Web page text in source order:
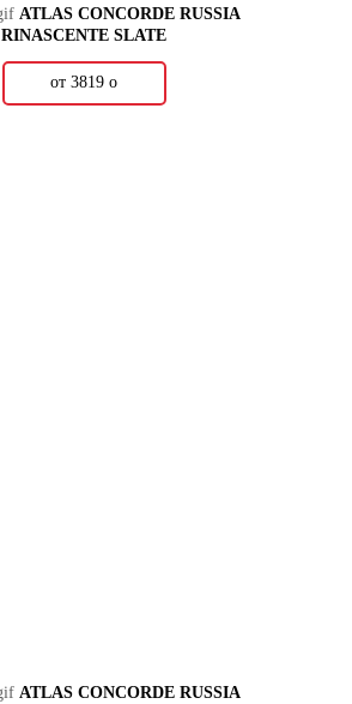
ATLAS CONCORDE RUSSIA
RINASCENTE SLATE
от 3819 о
ATLAS CONCORDE RUSSIA